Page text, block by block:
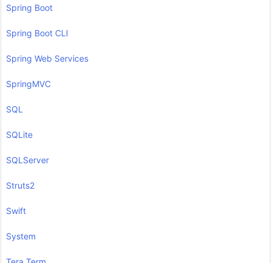
Spring Boot
Spring Boot CLI
Spring Web Services
SpringMVC
SQL
SQLite
SQLServer
Struts2
Swift
System